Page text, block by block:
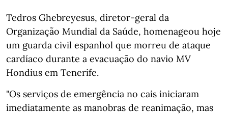
Tedros Ghebreyesus, diretor-geral da
Organização Mundial da Saúde, homenageou hoje
um guarda civil espanhol que morreu de ataque
cardíaco durante a evacuação do navio MV
Hondius em Tenerife.
"Os serviços de emergência no cais iniciaram
imediatamente as manobras de reanimação, mas